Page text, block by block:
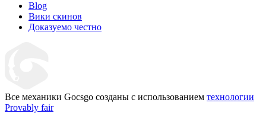
Blog
Вики скинов
Доказуемо честно
Все механики Gocsgo созданы с использованием технологии
Provably fair